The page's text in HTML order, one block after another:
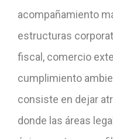
acompañamiento
estructuras
fiscal, comercio
cumplimiento
consiste en dejar
donde las áreas